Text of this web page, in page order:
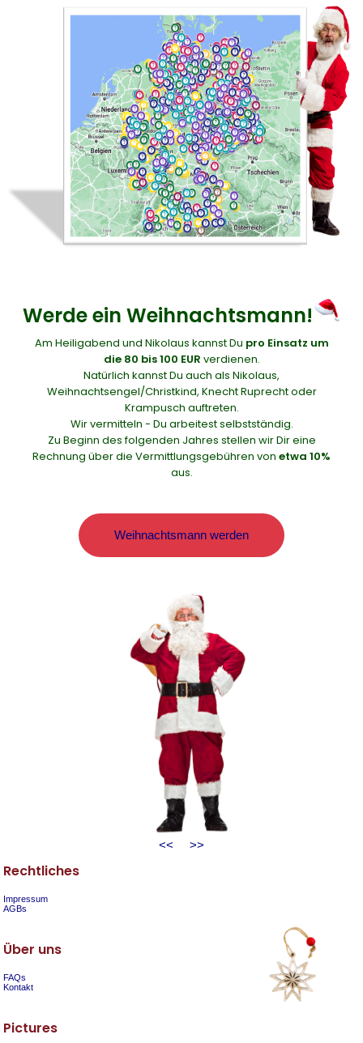
Werde ein Weihnachtsmann!
Am Heiligabend und Nikolaus kannst Du pro Einsatz um
die 80 bis 100 EUR verdienen.
Natürlich kannst Du auch als Nikolaus,
Weihnachtsengel/Christkind, Knecht Ruprecht oder
Krampusch auftreten.
Wir vermitteln - Du arbeitest selbstständig.
Zu Beginn des folgenden Jahres stellen wir Dir eine
Rechnung über die Vermittlungsgebühren von etwa 10%
aus.
Weihnachtsmann werden
<< >>
Rechtliches
Impressum
AGBs
Über uns
FAQs
Kontakt
Pictures